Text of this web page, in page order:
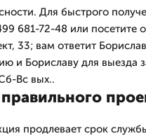
Для быстрого
681-72-48 или посетите
33; вам ответит
и Бориславу для
Вс вых..
продлевает срок